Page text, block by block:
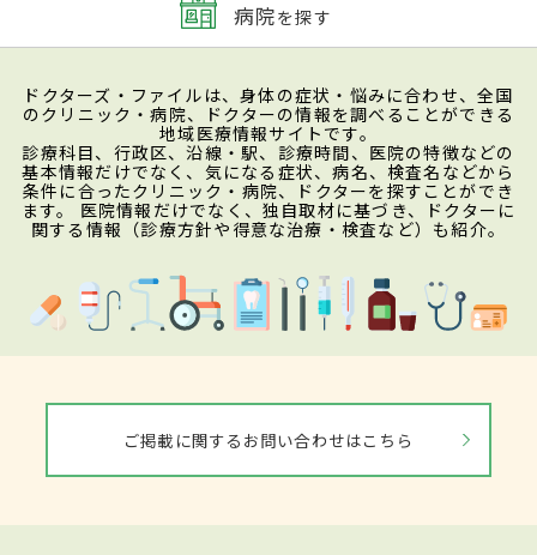
病院を探す
ドクターズ・ファイルは、身体の症状・悩みに合わせ、全国
のクリニック・病院、ドクターの情報を調べることができる
地域医療情報サイトです。
診療科目、行政区、沿線・駅、診療時間、医院の特徴などの
基本情報だけでなく、気になる症状、病名、検査名などから
条件に合ったクリニック・病院、ドクターを探すことができ
ます。 医院情報だけでなく、独自取材に基づき、ドクターに
関する情報（診療方針や得意な治療・検査など）も紹介。
ご掲載に関するお問い合わせはこちら